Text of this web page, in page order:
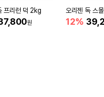
프리런 덕 2kg
원
오리젠 독 스
12%